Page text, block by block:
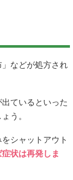
などが処方され
ているといった
う。
シャットアウト
状は再発しま